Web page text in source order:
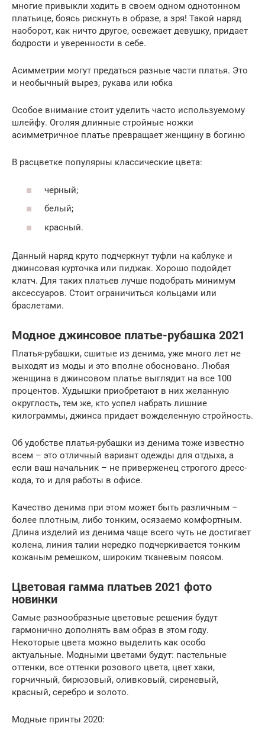
многие привыкли ходить в своем одном однотонном
платьице, боясь рискнуть в образе, а зря! Такой наряд
наоборот, как ничто другое, освежает девушку, придает
бодрости и уверенности в себе.
Асимметрии могут предаться разные части платья. Это
и необычный вырез, рукава или юбка
Особое внимание стоит уделить часто используемому
шлейфу. Оголяя длинные стройные ножки
асимметричное платье превращает женщину в богиню
В расцветке популярны классические цвета:
черный;
белый;
красный.
Данный наряд круто подчеркнут туфли на каблуке и
джинсовая курточка или пиджак. Хорошо подойдет
клатч. Для таких платьев лучше подобрать минимум
аксессуаров. Стоит ограничиться кольцами или
браслетами.
Модное джинсовое платье-рубашка 2021
Платья-рубашки, сшитые из денима, уже много лет не
выходят из моды и это вполне обосновано. Любая
женщина в джинсовом платье выглядит на все 100
процентов. Худышки приобретают в них желанную
округлость, тем же, кто успел набрать лишние
килограммы, джинса придает вожделенную стройность.
Об удобстве платья-рубашки из денима тоже известно
всем – это отличный вариант одежды для отдыха, а
если ваш начальник – не приверженец строгого дресс-
кода, то и для работы в офисе.
Качество денима при этом может быть различным –
более плотным, либо тонким, осязаемо комфортным.
Длина изделий из денима чаще всего чуть не достигает
колена, линия талии нередко подчеркивается тонким
кожаным ремешком, широким тканевым поясом.
Цветовая гамма платьев 2021 фото
новинки
Самые разнообразные цветовые решения будут
гармонично дополнять вам образ в этом году.
Некоторые цвета можно выделить как особо
актуальные. Модными цветами будут: пастельные
оттенки, все оттенки розового цвета, цвет хаки,
горчичный, бирюзовый, оливковый, сиреневый,
красный, серебро и золото.
Модные принты 2020: